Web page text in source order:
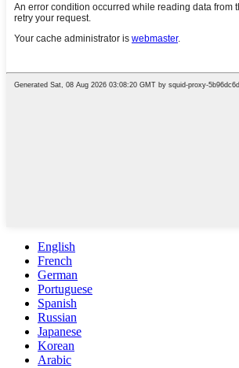
English
French
German
Portuguese
Spanish
Russian
Japanese
Korean
Arabic